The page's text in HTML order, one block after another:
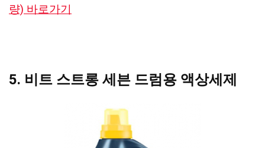
량) 바로가기
5. 비트 스트롱 세븐 드럼용 액상세제